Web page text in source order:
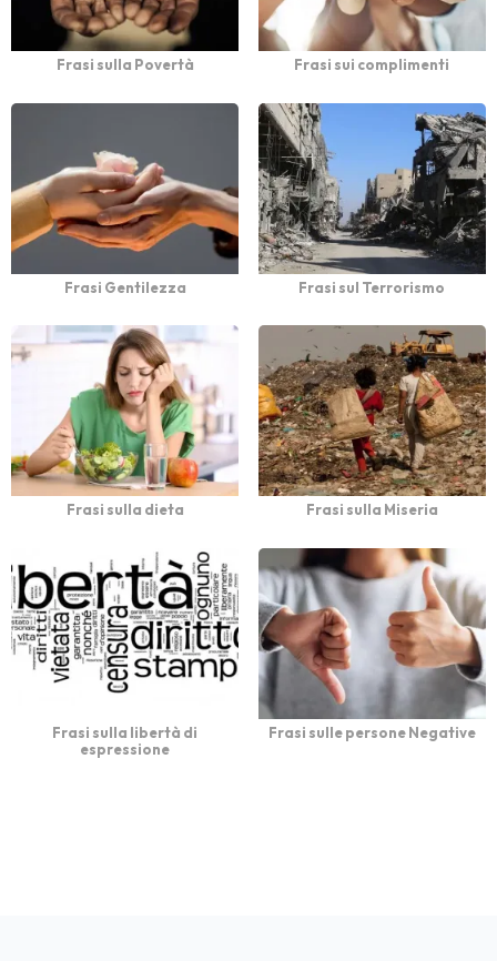
Frasi sulla Povertà Frasi sui complimenti
Frasi Gentilezza Frasi sul Terrorismo
Frasi sulla dieta Frasi sulla Miseria
Frasi sulla libertà di
espressione
Frasi sulle persone Negative